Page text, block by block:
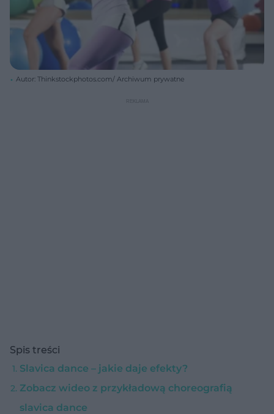
Autor: Thinkstockphotos.com/ Archiwum prywatne
Spis treści
Slavica dance – jakie daje efekty?
Zobacz wideo z przykładową choreografią
slavica dance